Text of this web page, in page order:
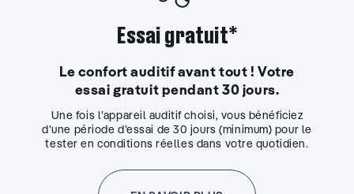
Essai gratuit*
Le confort auditif avant tout ! Votre
essai gratuit pendant 30 jours.
Une fois l’appareil auditif choisi, vous bénéficiez
d’une période d’essai de 30 jours (minimum) pour le
tester en conditions réelles dans votre quotidien.